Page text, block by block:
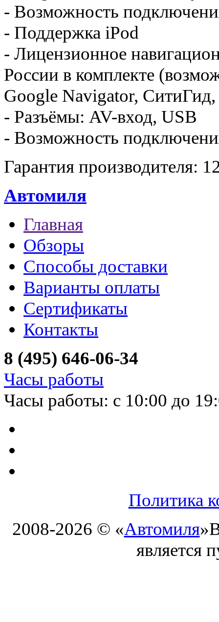
- Возможность
- Поддержка iPod
- Лицензионное
России в комплекте
Google Navigator,
- Разъёмы: AV-вход, USB
- Возможность
Гарантия производителя:
Автомиля
Главная
Обзоры
Способы доставки
Варианты оплаты
Сертификаты
Контакты
8 (495) 646-06-34
Часы работы
Часы работы: с 10:00 до
Политика
2008-2026 © «Автомиля»
является